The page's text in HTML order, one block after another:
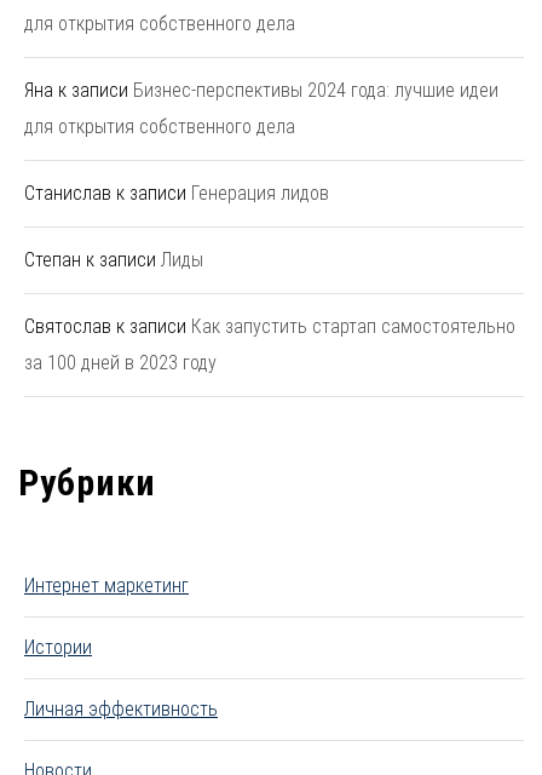
для открытия собственного дела
Яна к записи Бизнес-перспективы 2024 года: лучшие идеи
для открытия собственного дела
Станислав к записи Генерация лидов
Степан к записи Лиды
Святослав к записи Как запустить стартап самостоятельно
за 100 дней в 2023 году
Рубрики
Интернет маркетинг
Истории
Личная эффективность